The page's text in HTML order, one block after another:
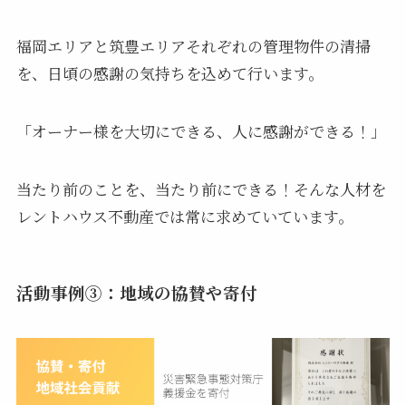
福岡エリアと筑豊エリアそれぞれの管理物件の清掃
を、日頃の感謝の気持ちを込めて行います。
「オーナー様を大切にできる、人に感謝ができる！」
当たり前のことを、当たり前にできる！そんな人材を
レントハウス不動産では常に求めていています。
活動事例③：地域の協賛や寄付